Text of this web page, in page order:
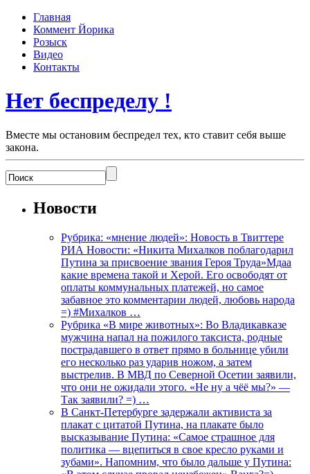
Главная
Коммент Йорика
Розыск
Видео
Контакты
Нет беспределу !
Вместе мы остановим беспредел тех, кто ставит себя выше
закона.
Новости
Рубрика: «мнение людей»: Новость в Твиттере
РИА Новости: «Никита Михалков поблагодарил
Путина за присвоение звания Героя Труда»Мдаа
какие времена такой и Херой. Его освободят от
оплаты коммунальных платежей, но самое
забавное это комментарии людей, любовь народа
=) #Михалков …
Рубрика «В мире животных»: Во Владикавказе
мужчина напал на пожилого таксиста, родные
пострадавшего в ответ прямо в больнице убили
его несколько раз ударив ножом, а затем
выстрелив. В МВД по Северной Осетии заявили,
что они не ожидали этого. «Не ну а чёё мы?» —
Так заявили? =) …
В Санкт-Петербурге задержали активиста за
плакат с цитатой Путина, на плакате было
высказывание Путина: «Самое страшное для
политика — вцепиться в свое кресло руками и
зубами». Напомним, что было дальше у Путина: